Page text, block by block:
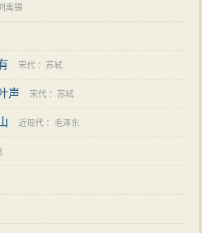
禹锡
宋代 ： 苏轼
声 宋代 ： 苏轼
近现代 ： 毛泽东